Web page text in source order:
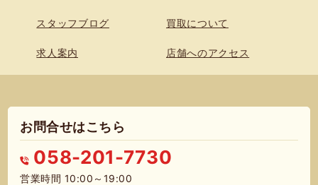
スタッフブログ 買取について
求人案内 店舗へのアクセス
お問合せはこちら
058-201-7730
営業時間 10:00～19:00